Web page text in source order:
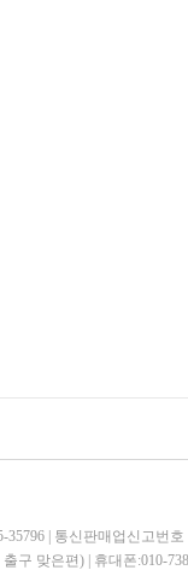
| 통신판매업신고번호
구 맞은편) | 휴대폰:010-